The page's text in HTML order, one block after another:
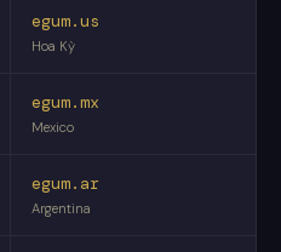
egum.us
Hoa Kỳ
egum.mx
Mexico
egum.ar
Argentina